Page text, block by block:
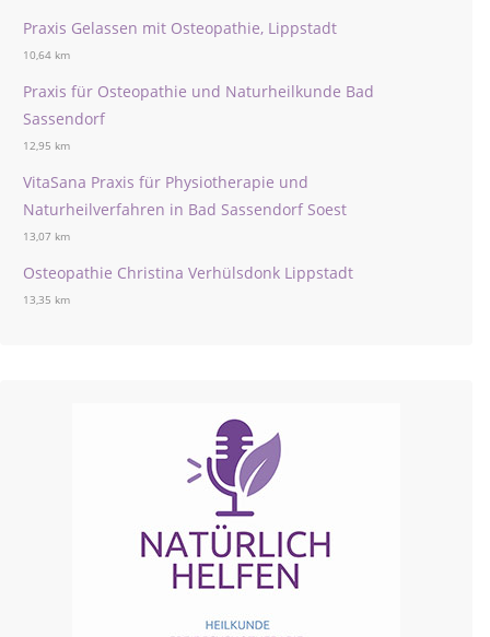
Praxis Gelassen mit Osteopathie, Lippstadt
10,64 km
Praxis für Osteopathie und Naturheilkunde Bad
Sassendorf
12,95 km
VitaSana Praxis für Physiotherapie und
Naturheilverfahren in Bad Sassendorf Soest
13,07 km
Osteopathie Christina Verhülsdonk Lippstadt
13,35 km